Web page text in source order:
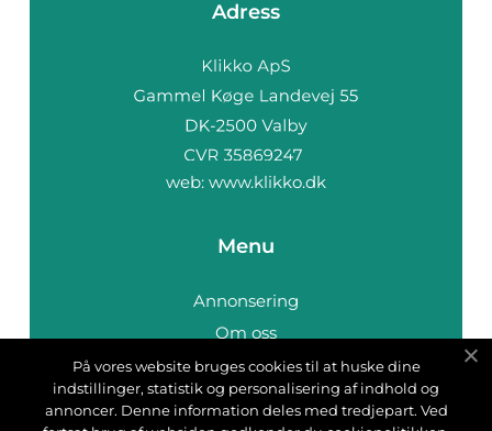
Adress
web: www.klikko.dk
Menu
Annonsering
Om oss
Cookies
Kontakta oss
På vores website bruges cookies til at huske dine
indstillinger, statistik og personalisering af indhold og
annoncer. Denne information deles med tredjepart. Ved